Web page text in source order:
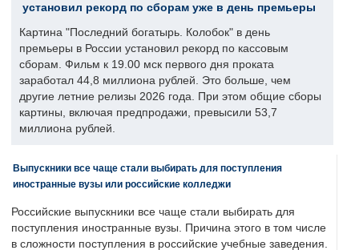
установил рекорд по сборам уже в день премьеры
Картина "Последний богатырь. Колобок" в день
премьеры в России установил рекорд по кассовым
сборам. Фильм к 19.00 мск первого дня проката
заработал 44,8 миллиона рублей. Это больше, чем
другие летние релизы 2026 года. При этом общие сборы
картины, включая предпродажи, превысили 53,7
миллиона рублей.
Выпускники все чаще стали выбирать для поступления
иностранные вузы или российские колледжи
Российские выпускники все чаще стали выбирать для
поступления иностранные вузы. Причина этого в том числе
в сложности поступления в российские учебные заведения.